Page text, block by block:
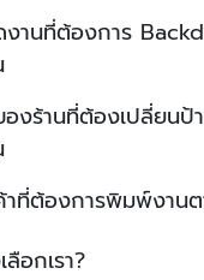
านที่ต้องการ
องร้านที่ต้องเปลี่ยนป้
ที่ต้องการพิมพ์งานต
อกเรา?